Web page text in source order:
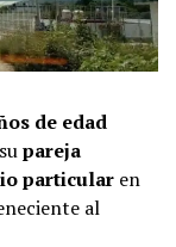
de edad
pareja
particular en
al